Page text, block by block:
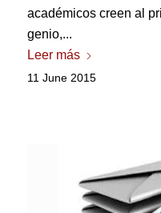
académicos creen al
genio,...
Leer más
11 June 2015